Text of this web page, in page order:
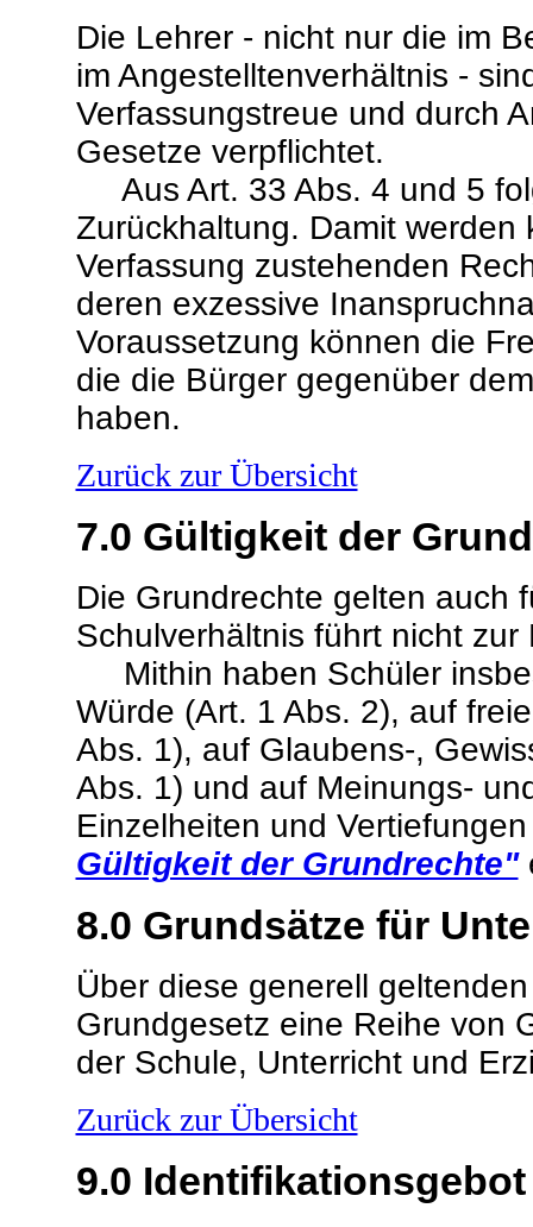
Die Lehrer - nicht nur die im
im Angestelltenverhältnis -
Verfassungstreue und durch
Gesetze verpflichtet.
Aus Art. 33 Abs. 4 und 5
Zurückhaltung. Damit
Verfassung zustehenden
deren exzessive
Voraussetzung können die
die die Bürger gegenüber
haben.
Zurück zur Übersicht
7.0 Gültigkeit der
Die Grundrechte gelten auch
Schulverhältnis führt nicht
Mithin haben Schüler
Würde (Art. 1 Abs. 2), auf
Abs. 1), auf Glaubens-,
Abs. 1) und auf Meinungs-
Einzelheiten und
Gültigkeit der Grundrechte"
8.0 Grundsätze für
Über diese generell
Grundgesetz eine Reihe von
der Schule, Unterricht und
Zurück zur Übersicht
9.0 Identifikationsgebot